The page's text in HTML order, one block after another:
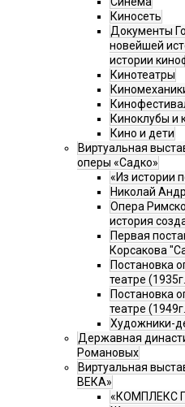
Киносеть
Документы
новейшей
истории
Кинотеатры
Киноклубы и
Кино и дети
Виртуальная
оперы «Садко»
«Из истории
Николай
Опера
история
Первая
Корсакова
Постановка
театре
Постановка
театре
Художники-
Державная
Романовых
Виртуальная
ВЕКА»
«КОМПЛЕКС